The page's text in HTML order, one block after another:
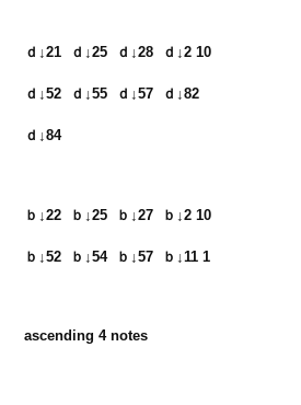
ｄ↓21  ｄ↓25  ｄ↓28  ｄ↓2 10
ｄ↓52  ｄ↓55  ｄ↓57  ｄ↓82
ｄ↓84
ｂ↓22  ｂ↓25  ｂ↓27  ｂ↓2 10
ｂ↓52  ｂ↓54  ｂ↓57  ｂ↓11 1
ascending 4 notes